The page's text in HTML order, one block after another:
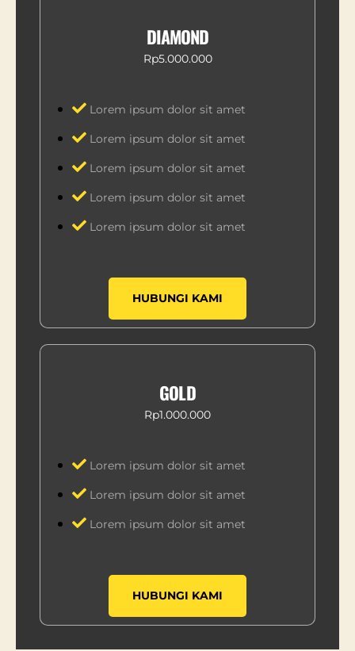
DIAMOND
Rp5.000.000
Lorem ipsum dolor sit amet
Lorem ipsum dolor sit amet
Lorem ipsum dolor sit amet
Lorem ipsum dolor sit amet
Lorem ipsum dolor sit amet
HUBUNGI KAMI
GOLD
Rp1.000.000
Lorem ipsum dolor sit amet
Lorem ipsum dolor sit amet
Lorem ipsum dolor sit amet
HUBUNGI KAMI